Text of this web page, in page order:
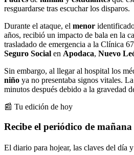
resguardarse tras escuchar los disparos.
Durante el ataque, el menor
años, recibió un impacto de bala en la
trasladado de emergencia a la Clínica
Seguro Social en Apodaca, Nuevo
Sin embargo, al llegar al hospital los
niño ya no presentaba signos vitales.
minutos después debido a la gravedad
📰 Tu edición de hoy
Recibe el periódico de
El diario para hojear, las claves del día